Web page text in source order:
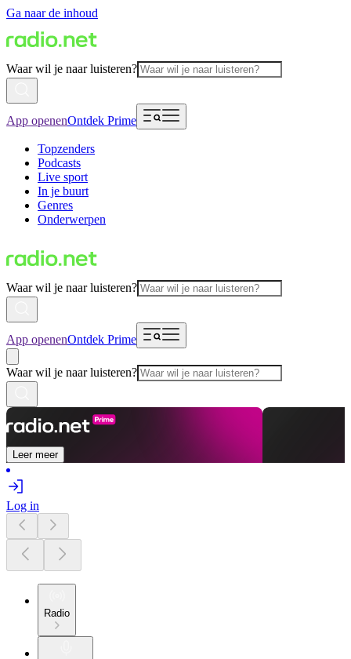
Ga naar de inhoud
Waar wil je naar luisteren?
App openenOntdek Prime
Topzenders
Podcasts
Live sport
In je buurt
Genres
Onderwerpen
Waar wil je naar luisteren?
App openenOntdek Prime
Waar wil je naar luisteren?
Leer meer
Log in
Radio